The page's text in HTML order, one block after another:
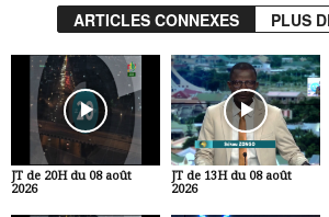
ARTICLES CONNEXES PLUS
JT de 20H du 08 août
2026
JT de 13H du 08 août
2026